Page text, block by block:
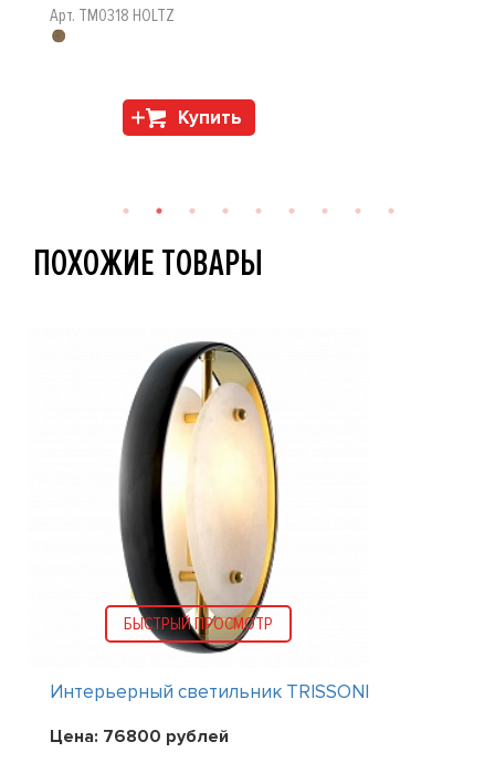
Арт. TM0318 HOLTZ
Купить
ПОХОЖИЕ ТОВАРЫ
БЫСТРЫЙ ПРОСМОТР
Интерьерный светильник TRISSONI
Цена: 76800 рублей